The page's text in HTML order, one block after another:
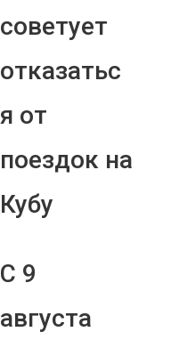
советует
отказатьс
я от
поездок на
Кубу
С 9
августа